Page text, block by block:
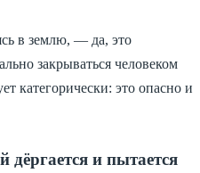
в землю, — да, это
закрываться человеком
категорически: это опасно и
дёргается и пытается